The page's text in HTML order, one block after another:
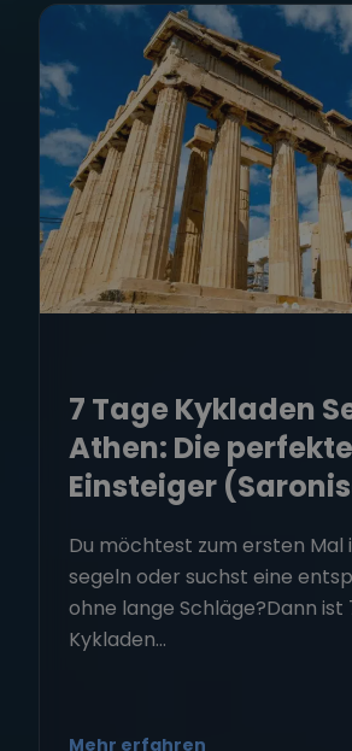
7 Tage Kykladen
Athen: Die
Einsteiger
Du möchtest zum ersten Mal
segeln oder suchst eine
ohne lange Schläge?Dann ist
Kykladen...
Mehr erfahren